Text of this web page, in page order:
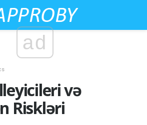
ad
və
Riskləri